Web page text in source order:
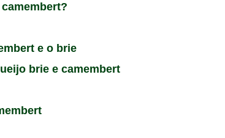
e o brie
brie e camembert